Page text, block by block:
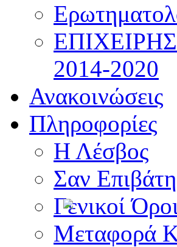
2014-2020
Ανακοινώσεις
Πληροφορίες
Η Λέσβος
Σαν
Γενικοί
Μεταφορά